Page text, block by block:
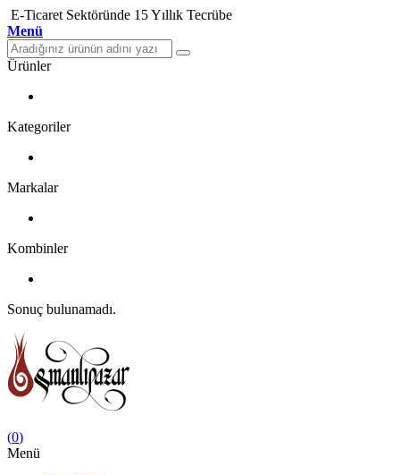
E-Ticaret Sektöründe 15 Yıllık Tecrübe
Menü
Ürünler
Kategoriler
Markalar
Kombinler
Sonuç bulunamadı.
(0)
Menü